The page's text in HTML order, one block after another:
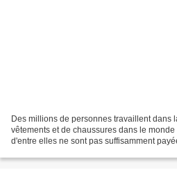
Des millions de personnes travaillent dans
vêtements et de chaussures dans le
d'entre elles ne sont pas suffisamment